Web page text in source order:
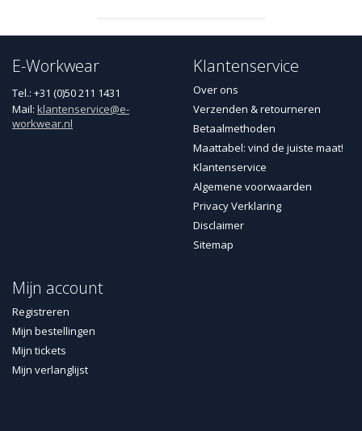
E-Workwear
Tel.: +31 (0)50 211 1431
Mail: klantenservice@e-
workwear.nl
Klantenservice
Over ons
Verzenden & retourneren
Betaalmethoden
Maattabel: vind de juiste maat!
Klantenservice
Algemene voorwaarden
Privacy Verklaring
Disclaimer
Sitemap
Mijn account
Registreren
Mijn bestellingen
Mijn tickets
Mijn verlanglijst